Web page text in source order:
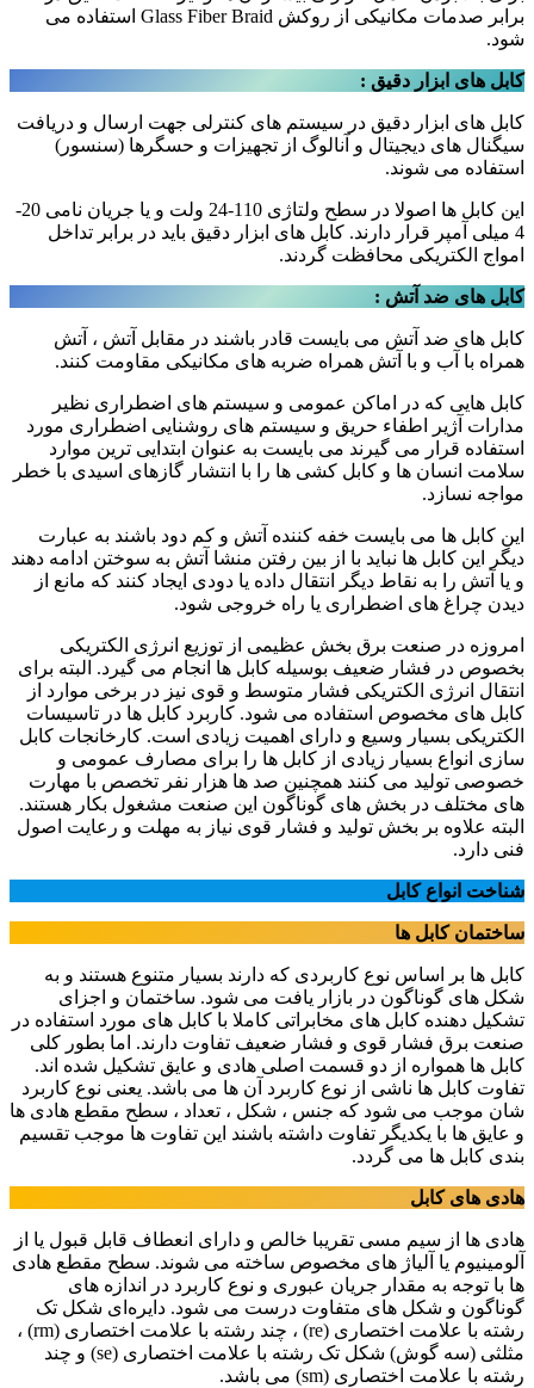
برابر صدمات مکانیکی از روکش Glass Fiber Braid استفاده می
شود.
کابل های ابزار دقیق :
کابل های ابزار دقیق در سیستم های کنترلی جهت ارسال و دریافت
سیگنال های دیجیتال و آنالوگ از تجهیزات و حسگرها (سنسور)
استفاده می شوند.
این کابل ها اصولا در سطح ولتاژی 110-24 ولت و یا جریان نامی 20-
4 میلی آمپر قرار دارند. کابل های ابزار دقیق باید در برابر تداخل
امواج الکتریکی محافظت گردند.
کابل های ضد آتش :
کابل های ضد آتش می بایست قادر باشند در مقابل آتش ، آتش
همراه با آب و با آتش همراه ضربه های مکانیکی مقاومت کنند.
کابل هایی که در اماکن عمومی و سیستم های اضطراری نظیر
مدارات آژیر اطفاء حریق و سیستم های روشنایی اضطراری مورد
استفاده قرار می گیرند می بایست به عنوان ابتدایی ترین موارد
سلامت انسان ها و کابل کشی ها را با انتشار گازهای اسیدی با خطر
مواجه نسازد.
این کابل ها می بایست خفه کننده آتش و کم دود باشند به عبارت
دیگر این کابل ها نباید با از بین رفتن منشا آتش به سوختن ادامه دهند
و یا آتش را به نقاط دیگر انتقال داده یا دودی ایجاد کنند که مانع از
دیدن چراغ های اضطراری یا راه خروجی شود.
امروزه در صنعت برق بخش عظیمی از توزیع انرژی الکتریکی
بخصوص در فشار ضعیف بوسیله کابل ها انجام می گیرد. البته برای
انتقال انرژی الکتریکی فشار متوسط و قوی نیز در برخی موارد از
کابل های مخصوص استفاده می شود. کاربرد کابل ها در تاسیسات
الکتریکی بسیار وسیع و دارای اهمیت زیادی است. کارخانجات کابل
سازی انواع بسیار زیادی از کابل ها را برای مصارف عمومی و
خصوصی تولید می کنند همچنین صد ها هزار نفر تخصص با مهارت
های مختلف در بخش های گوناگون این صنعت مشغول بکار هستند.
البته علاوه بر بخش تولید و فشار قوی نیاز به مهلت و رعایت اصول
فنی دارد.
شناخت انواع کابل
ساختمان کابل ها
کابل ها بر اساس نوع کاربردی که دارند بسیار متنوع هستند و به
شکل های گوناگون در بازار یافت می شود. ساختمان و اجزای
تشکیل دهنده کابل های مخابراتی کاملا با کابل های مورد استفاده در
صنعت برق فشار قوی و فشار ضعیف تفاوت دارند. اما بطور کلی
کابل ها همواره از دو قسمت اصلی هادی و عایق تشکیل شده اند.
تفاوت کابل ها ناشی از نوع کاربرد آن ها می باشد. یعنی نوع کاربرد
شان موجب می شود که جنس ، شکل ، تعداد ، سطح مقطع هادی ها
و عایق ها با یکدیگر تفاوت داشته باشند این تفاوت ها موجب تقسیم
بندی کابل ها می گردد.
هادی های کابل
هادی ها از سیم مسی تقریبا خالص و دارای انعطاف قابل قبول یا از
آلومینیوم یا آلیاژ های مخصوص ساخته می شوند. سطح مقطع هادی
ها با توجه به مقدار جریان عبوری و نوع کاربرد در اندازه های
گوناگون و شکل های متفاوت درست می شود. دایره‌ای شکل تک
رشته با علامت اختصاری (re) ، چند رشته با علامت اختصاری (rm) ،
مثلثی (سه گوش) شکل تک رشته با علامت اختصاری (se) و چند
رشته با علامت اختصاری (sm) می باشد.